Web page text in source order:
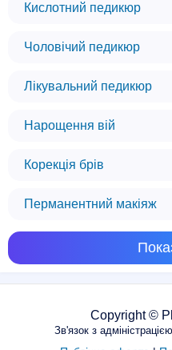
Кислотний педикюр
Чоловічий педикюр
Лікувальний педикюр
Нарощення вій
Корекція брів
Перманентний макіяж
Copyright ©
Зв'язок з